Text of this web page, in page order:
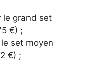
le grand set
€) ;
set moyen
€) ;